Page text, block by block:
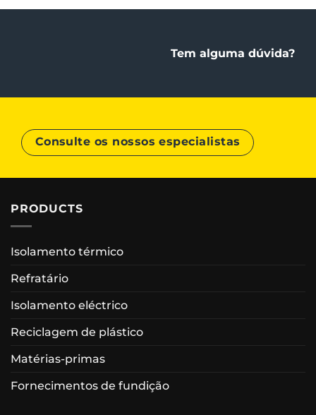
Tem alguma dúvida?
Consulte os nossos especialistas
PRODUCTS
Isolamento térmico
Refratário
Isolamento eléctrico
Reciclagem de plástico
Matérias-primas
Fornecimentos de fundição